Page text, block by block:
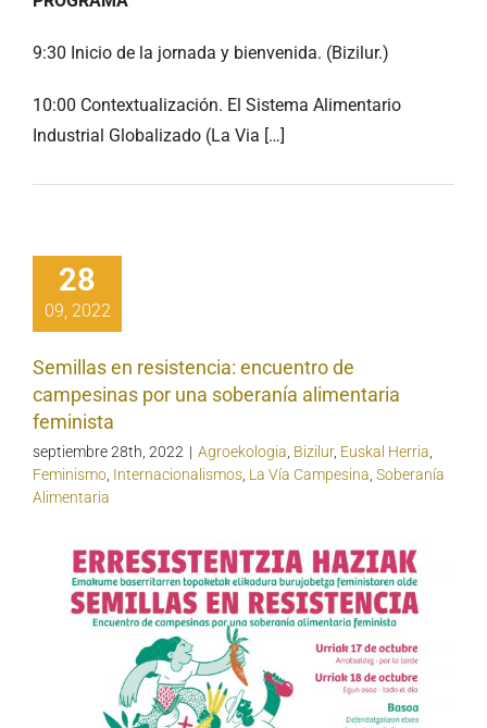
9:30 Inicio de la jornada y bienvenida. (Bizilur.)
10:00 Contextualización. El Sistema Alimentario
Industrial Globalizado (La Via […]
28
09, 2022
Semillas en resistencia: encuentro de
campesinas por una soberanía alimentaria
feminista
septiembre 28th, 2022 | Agroekologia Bizilur, Euskal Herria
Feminismo Internacionalismos La Vía Campesina Soberanía
Alimentaria